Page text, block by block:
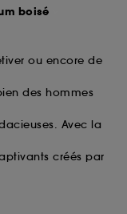
boisé
ou encore de
des hommes
Avec la
créés par
le dépôt
de
pour les
personnelles
en ligne
cliques
à tout
Si vous
les cookies